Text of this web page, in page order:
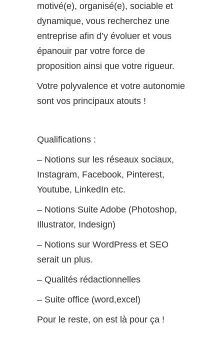
motivé(e), organisé(e), sociable et
dynamique, vous recherchez une
entreprise afin d’y évoluer et vous
épanouir par votre force de
proposition ainsi que votre rigueur.
Votre polyvalence et votre autonomie
sont vos principaux atouts !
Qualifications :
– Notions sur les réseaux sociaux,
Instagram, Facebook, Pinterest,
Youtube, LinkedIn etc.
– Notions Suite Adobe (Photoshop,
Illustrator, Indesign)
– Notions sur WordPress et SEO
serait un plus.
– Qualités rédactionnelles
– Suite office (word,excel)
Pour le reste, on est là pour ça !